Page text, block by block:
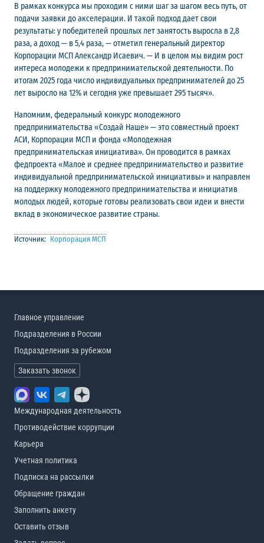
В рамках конкурса мы проходим с ними шаг за шагом весь путь, от
подачи заявки до акселерации. И такой подход дает свои
результаты: у победителей прошлых лет занятость выросла в 2,8
раза, а доход — в 5,4 раза, — отметил генеральный директор
Корпорации МСП Александр Исаевич. — И в целом мы видим рост
интереса молодежи к предпринимательской деятельности. По
итогам 2025 года число индивидуальных предпринимателей до 25
лет выросло на 12% и сегодня уже превышает 295 тысяч».
Напомним, федеральный конкурс молодежного
предпринимательства «Создай Наше» — это совместный проект
АСИ, Корпорации МСП и фонда «Молодежная
предпринимательская инициатива». Он проводится в рамках
федпроекта «Малое и среднее предпринимательство и развитие
индивидуальной предпринимательской инициативы» и направлен
на поддержку молодежного предпринимательства и инициатив
молодых людей, которые готовы реализовать свои идеи и внести
вклад в экономическое развитие страны.
Источник: Корпорация МСП
Главное управление
Подразделения в России
Подразделения за рубежом
Заказать звонок
Международная деятельность
Противодействие коррупции
Карьера
Учетная политика
Подписка на рассылки
Обращение граждан
Заполнить анкету
Оставить отзыв